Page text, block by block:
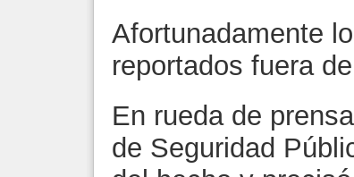
Afortunadamente
reportados fuera
En rueda de
de Seguridad